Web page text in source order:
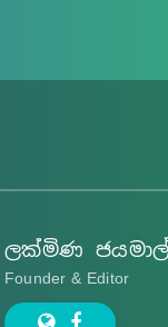
ලක්මිණ ජයමාල්
Founder & Editor